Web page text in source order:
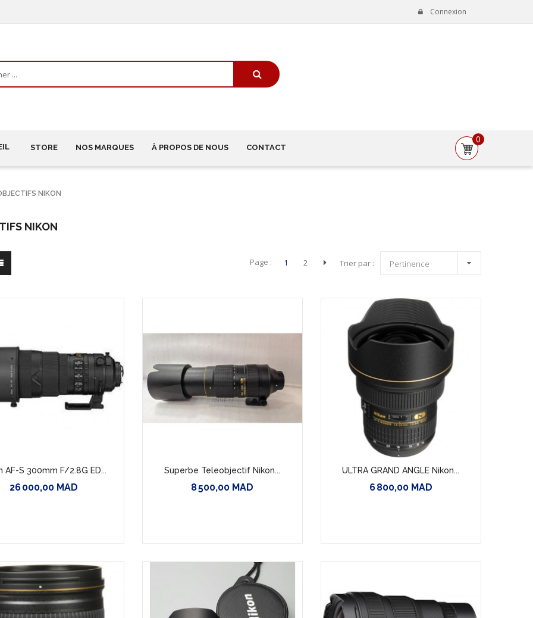
Connexion
STORE NOS MARQUES À PROPOS DE NOUS CONTACT
0
NIKON
NIKON
Trier par : Pertinence 
Page : 1 2
AF-S 300mm F/2.8G ED...
Prix
26 000,00 MAD
Superbe Teleobjectif Nikon...
Prix
8 500,00 MAD
ULTRA GRAND ANGLE Nikon...
Prix
6 800,00 MAD